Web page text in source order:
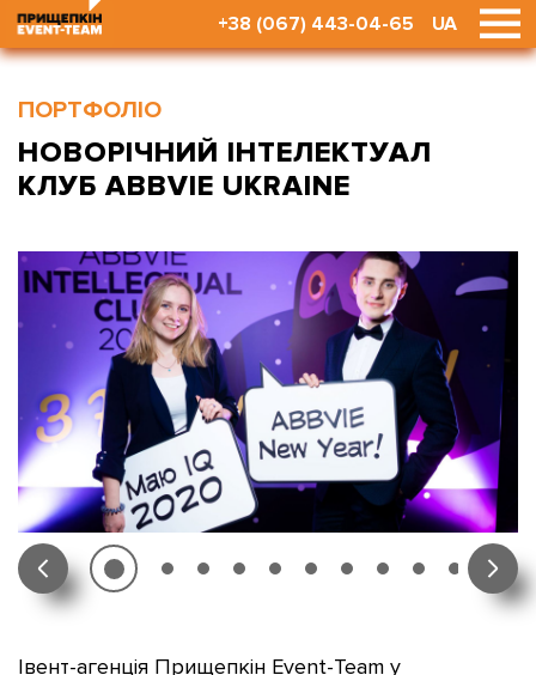
+38 (067) 443-04-65 UA
ПОРТФОЛІО
НОВОРІЧНИЙ ІНТЕЛЕКТУАЛ
КЛУБ ABBVIE UKRAINE
Івент-агенція Прищепкін Event-Team у